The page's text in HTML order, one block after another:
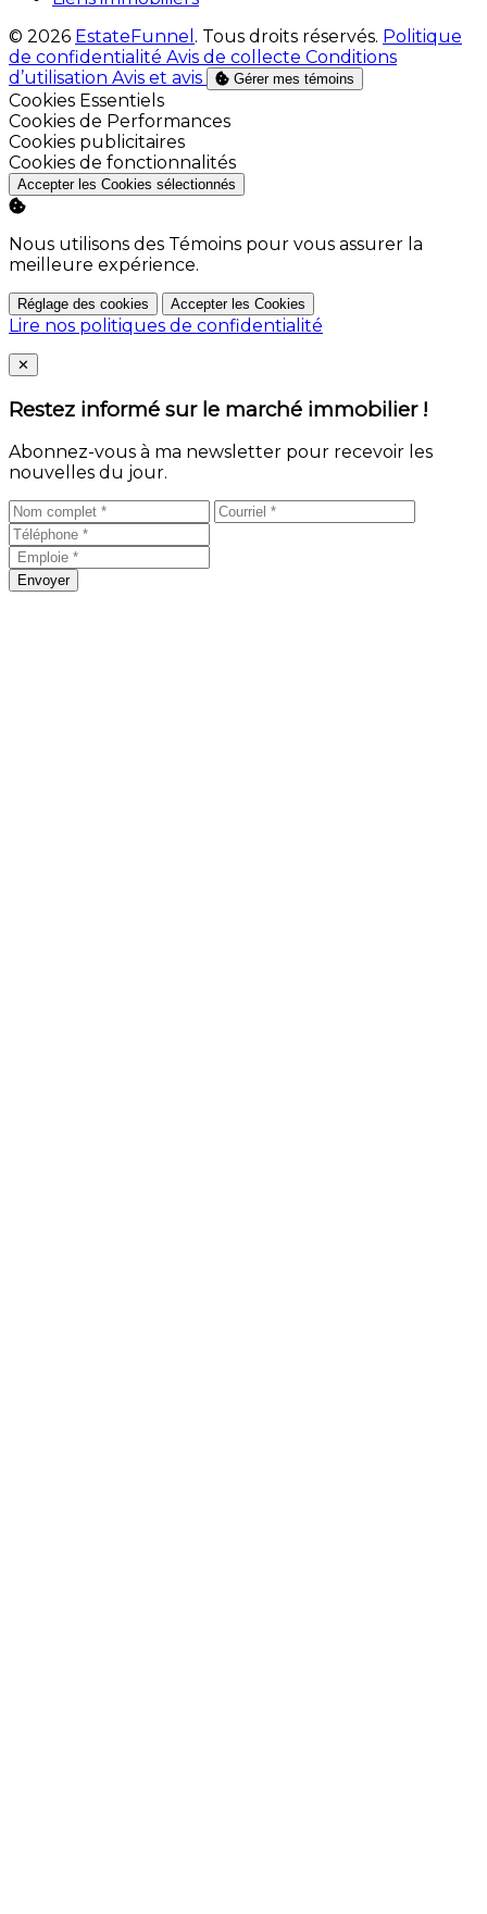
© 2026 EstateFunnel . Tous droits réservés. Politique
de confidentialité Avis de collecte Conditions
d’utilisation Avis et avis Gérer mes témoins
Activer
Cookies Essentiels
Activer
Cookies de Performances
Activer
Cookies publicitaires
Activer
Cookies de fonctionnalités
Accepter les Cookies sélectionnés
Nous utilisons des Témoins pour vous assurer la
meilleure expérience.
Réglage des cookies Accepter les Cookies
Lire nos politiques de confidentialité
Close
✕
Restez informé sur le marché immobilier !
Abonnez-vous à ma newsletter pour recevoir les
nouvelles du jour.
Envoyer